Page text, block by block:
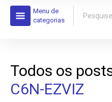
Menu de
categorias
Todos os
C6N-EZVIZ